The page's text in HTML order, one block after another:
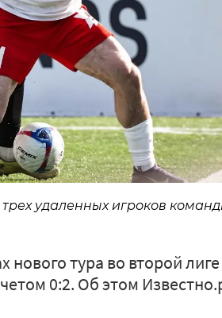
удаленных игроков
нового тура во второй
0:2. Об этом